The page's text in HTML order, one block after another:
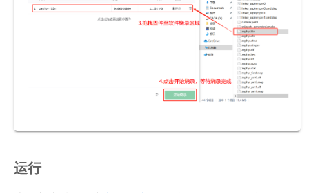
运行